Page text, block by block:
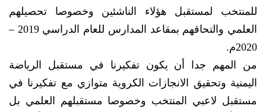
للمنتخب لمستقبل هؤلاء الناشئين وخصوصا تحصيلهم
العلمي والتحاقهم بمقاعد المدارس للعام الدراسي 2019 –
2020م.
من المهم جدا أن يكون تفكيرنا في مستقبل الرياضة
اليمنية وتحقيق الانجازات الكروية متوازي مع تفكيرنا في
مستقبل لاعبي المنتخب وخصوصا مستقبلهم العلمي بل